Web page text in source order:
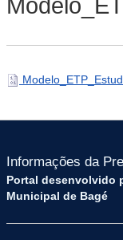
Informações da
Portal desenvolvido
Municipal de Bagé